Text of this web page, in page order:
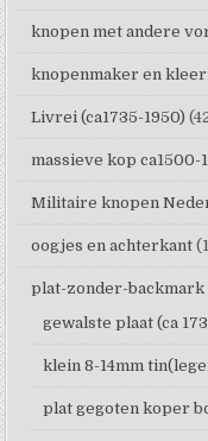
knopen met andere
knopenmaker en
Livrei (ca1735-1950)
massieve kop ca1500-
Militaire knopen
oogjes en achterkant
plat-zonder-backmark
gewalste plaat (ca
klein 8-14mm
plat gegoten koper